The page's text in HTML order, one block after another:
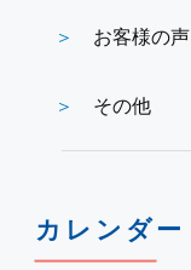
お客様の声
その他
カレンダー